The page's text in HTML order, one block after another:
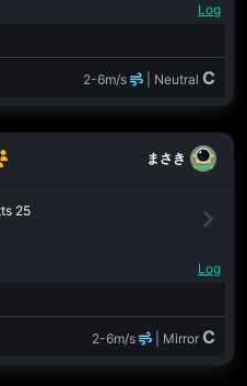
Log
2-6m/s | Neutral C
まさき
25
Log
2-6m/s | Mirror C